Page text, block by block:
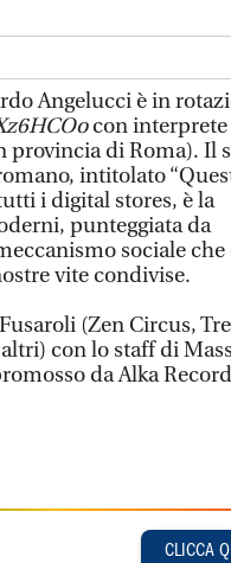
Angelucci è in
con interprete
provincia di Roma). Il
intitolato
i digital stores, è la
punteggiata da
sociale che
vite condivise.
(Zen Circus, Tre
con lo staff di
da Alka
CLICCA